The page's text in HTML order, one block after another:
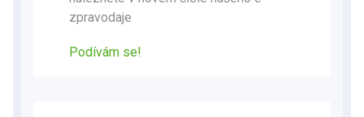
zpravodaje
Podívám se!